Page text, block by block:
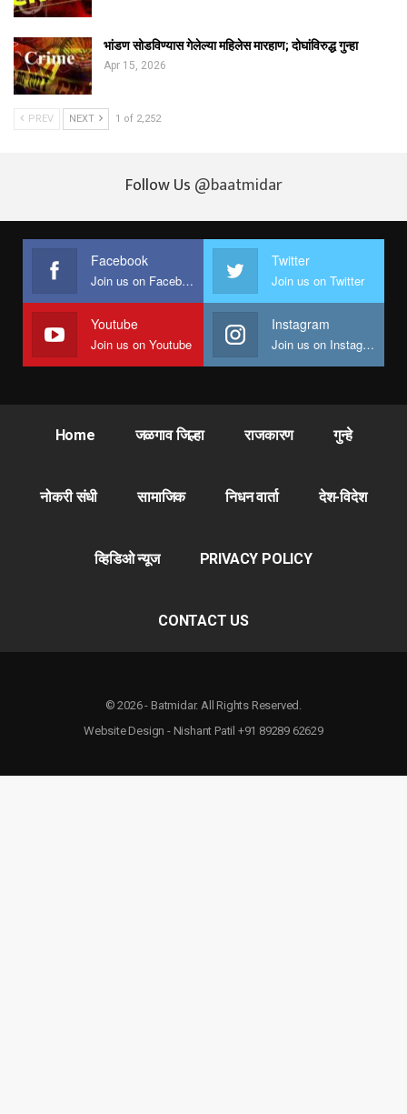
भांडण सोडविण्यास गेलेल्या महिलेस मारहाण; दोघांविरुद्ध गुन्हा
Apr 15, 2026
PREV NEXT 1 of 2,252
Follow Us @baatmidar
Facebook
Join us on Facebook
Twitter
Join us on Twitter
Youtube
Join us on Youtube
Instagram
Join us on Instagram
Home जळगाव जिल्हा राजकारण गुन्हे
नोकरी संधी सामाजिक निधन वार्ता देश-विदेश
व्हिडिओ न्यूज PRIVACY POLICY
CONTACT US
© 2026 - Batmidar. All Rights Reserved.
Website Design - Nishant Patil +91 89289 62629